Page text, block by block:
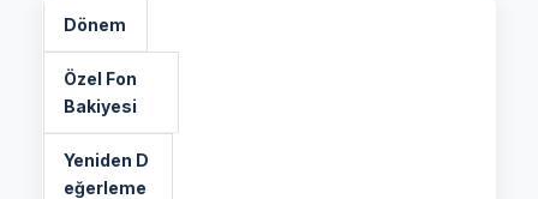
Dönem
Özel Fon
Bakiyesi
Yeniden D
eğerleme